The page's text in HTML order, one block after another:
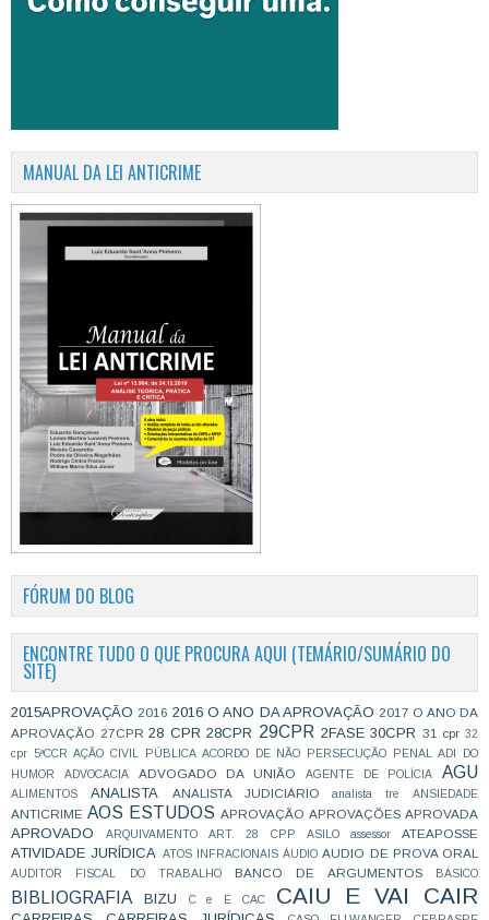
MANUAL DA LEI ANTICRIME
FÓRUM DO BLOG
ENCONTRE TUDO O QUE PROCURA AQUI (TEMÁRIO/SUMÁRIO DO
SITE)
2015APROVAÇÃO 2016 2016 O ANO DA APROVAÇÃO 2017 O ANO DA
APROVAÇÃO 27CPR 28 CPR 28CPR 29CPR 2FASE 30CPR 31 cpr 32
cpr
5ªCCR AÇÃO CIVIL PÚBLICA ACORDO DE NÃO PERSECUÇÃO PENAL ADI DO
HUMOR
ADVOCACIA ADVOGADO DA UNIÃO AGENTE DE POLÍCIA AGU
ALIMENTOS ANALISTA ANALISTA JUDICIÁRIO analista tre ANSIEDADE
ANTICRIME AOS ESTUDOS APROVAÇÃO APROVAÇÕES APROVADA
APROVADO ARQUIVAMENTO ART. 28 CPP ASILO assessor ATEAPOSSE
ATIVIDADE JURÍDICA ATOS INFRACIONAIS ÁUDIO AUDIO DE PROVA ORAL
AUDITOR FISCAL DO TRABALHO BANCO DE ARGUMENTOS BÁSICO
BIBLIOGRAFIA BIZU C e E CAC CAIU E VAI CAIR